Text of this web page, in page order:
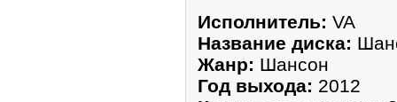
Исполнитель: VA
Название диска:
Жанр: Шансон
Год выхода: 2012